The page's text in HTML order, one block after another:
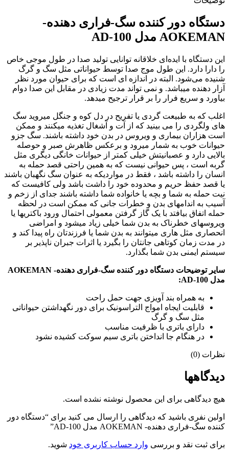
دستگاه دور کننده سگ-فراری دهنده-
AOKEMAN مدل AD-100
این دستگاه با ایده‌ای خلاقانه توانایی تولید صدا در طول موجی خاص
را دارا دارد. این طول موج صدا توسط حیواناتی مثل سگ و گرگ
شنیده می‌شود. البته در اندازه ای است که برای حیوان مورد نظر
آزار دهنده میباشد. و نمی تواند مدت زیادی در مقابل این صدا دوام
بیاورد و سریع فرار را بر قرار ترجیح میدهد.
اغلب که به طبیعت گردی یا تفریح در دل کوه و جنگل میروید سگ
های ولگردی را می بینید که از آت و آشغال تغذیه میکنند و ممکن
است هزاران بیماری و ویروس در بدن خود داشته باشند. سگ جزو
حیوانات خوب به شمار میرود و برعکس ظاهرش صبر و حوصله
بالایی دارد و عصبانیتش خیلی کمتر از حیوانات خانگی دیگری مثل
گربه است ، پس حیوانی نیست که به همین راحتی قصد حمله به
انسان را داشته باشد ، فقط در مواردیکه به عنوان سگ نگهبان باشند
یا قصد حفظ حریم و محدوده خود را داشت باشد ولی کافیست که
نیت حمله به شما و بچه یا خانواده شما داشته باشند جدای از زخم و
آسیب به اندامهای بدن و خطرات جانی که ممکن است در لحظه
حمله اتفاق بیافتد با یک گاز گرفتن معمولی احتمال ورود باکتریها یا
ویروسهای خطرناک به بدن شما خیلی زیاد میشود و امراضی
انحصاری مثل هاری میتوانند به بدن شما یا فرزندتان راه پیدا کند و
در مدت زمان کوتاهی جانتان را بگیرد یا اثرات جبران ناپذیر بر
سیستم ایمنی بدن شما بگذارد.
سایر توضیحات دستگاه دور کننده سگ-فراری دهنده- AOKEMAN
مدل AD-100:
به همراه بند آویزی جهت حمل راحت
قابلیت ایجاه امواج التراسونیک برای دور نگهداشتن حیواناتی
مثل سگ و گرگ
دارای باتری با ظرفیت مناسب
در هنگام جا انداختن باتری سیم سوکت کشیده نشود
نظرات (0)
دیدگاهها
هیچ دیدگاهی برای این محصول نوشته نشده است.
اولین نفری باشید که دیدگاهی را ارسال می کنید برای “دستگاه دور
کننده سگ-فراری دهنده- AOKEMAN مدل AD-100”
برای ثبت نقد و بررسی وارد حساب کاربری خود شوید.